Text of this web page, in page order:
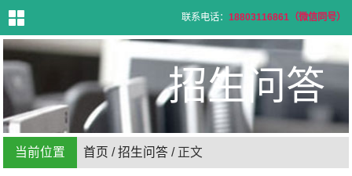
联系电话： 18803116861（微信同号）
首
页
学
校
专
业
设
生
招生问答
当前位置 首页 /招生问答 / 正文